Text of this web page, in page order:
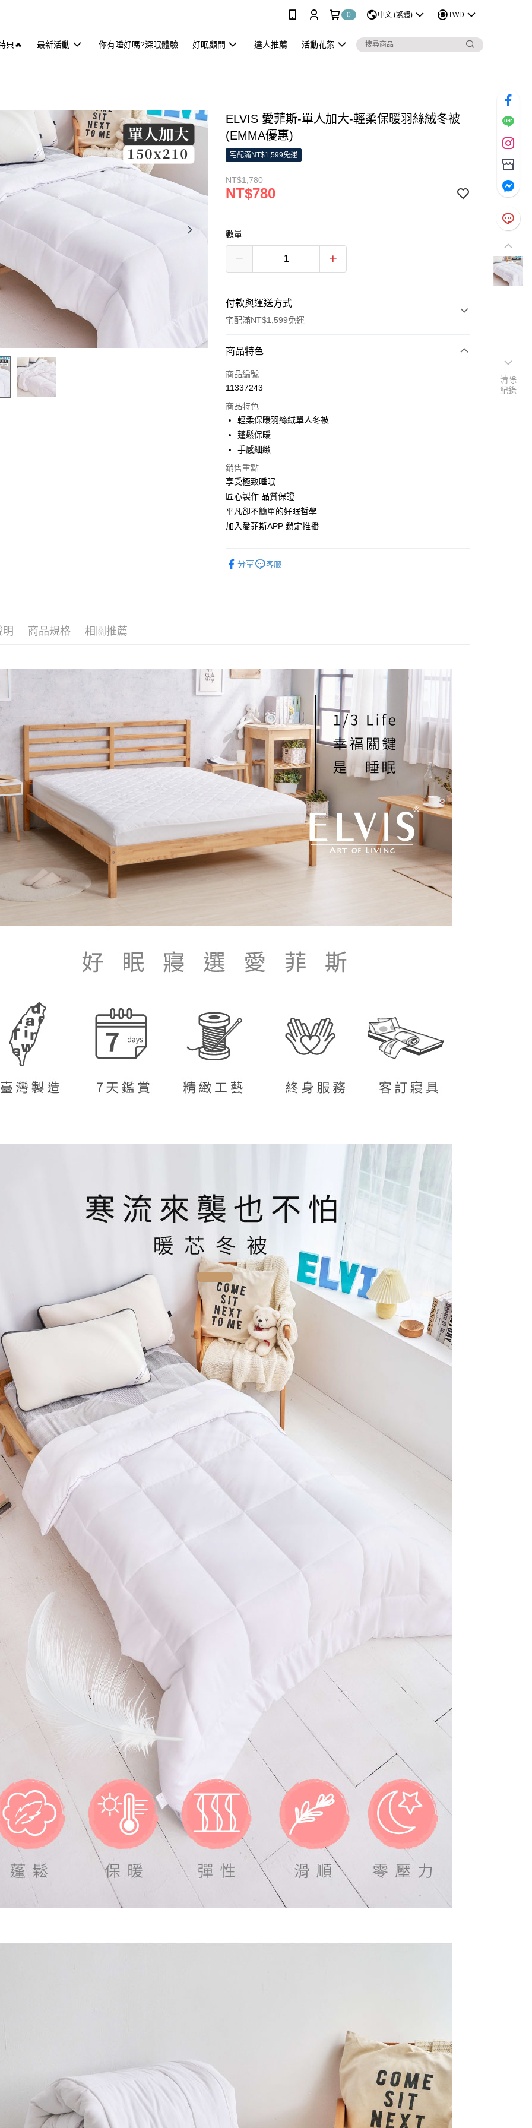
0 中文 (繁體) TWD
典🔥 最新活動 你有睡好嗎?深眠體驗 好眠顧問 達人推薦 活動花絮
ELVIS 愛菲斯-單人加大-輕柔保暖羽絲絨冬被
(EMMA優惠)
宅配滿NT$1,599免運
NT$1,780
NT$780
數量
付款與運送方式
宅配滿NT$1,599免運
付款方式
信用卡一次付款
Apple Pay
街口支付
全盈+PAY
運送方式
每筆NT$150，滿NT$1,599(含以上)免運費
商品特色
商品編號
11337243
商品特色
輕柔保暖羽絲絨單人冬被
蓬鬆保暖
手感細緻
銷售重點
享受極致睡眠
匠心製作 品質保證
平凡卻不簡單的好眠哲學
加入愛菲斯APP 鎖定推播
分享 客服
明 商品規格 相關推薦
清除
紀錄